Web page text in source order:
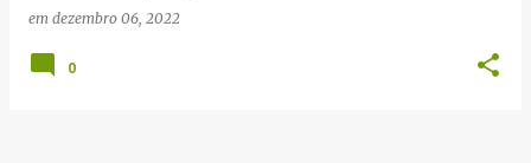
em dezembro 06, 2022
0